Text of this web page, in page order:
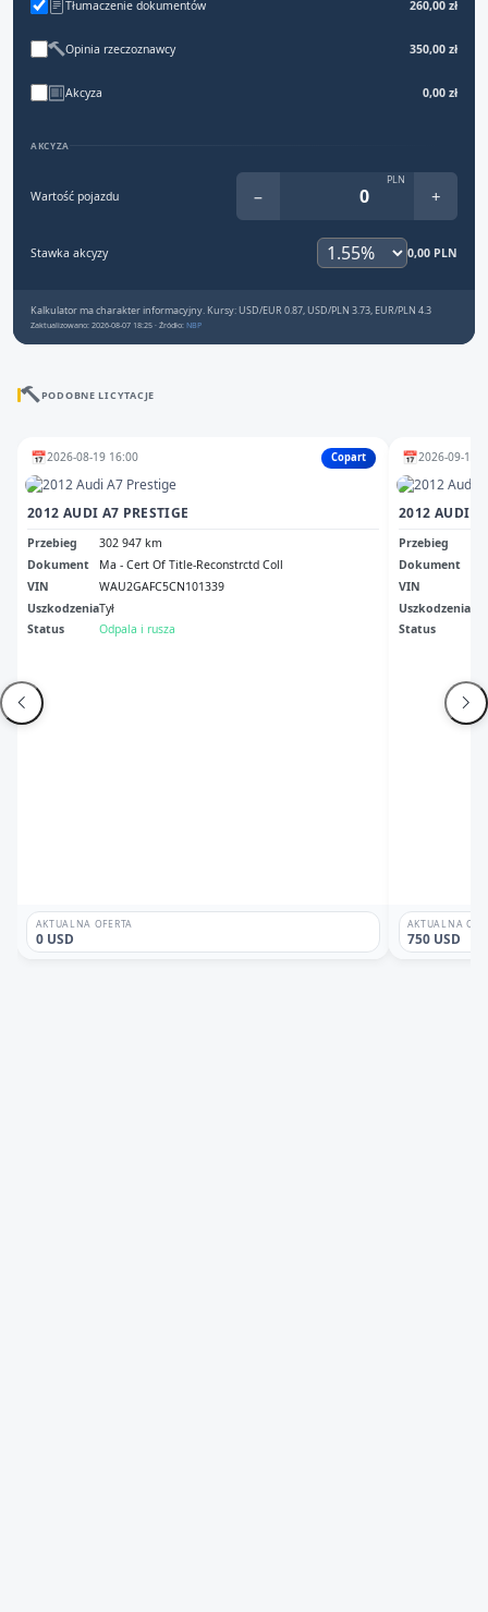
Tłumaczenie dokumentów 260,00 zł
Opinia rzeczoznawcy 350,00 zł
Akcyza 0,00 zł
AKCYZA
Wartość pojazdu −
PLN
+
Stawka akcyzy 0,00 PLN
Kalkulator ma charakter informacyjny. Kursy: USD/EUR 0.87, USD/PLN 3.73, EUR/PLN 4.3
Zaktualizowano: 2026-08-07 18:25 · Źródło: NBP
PODOBNE LICYTACJE
📅2026-08-19 16:00 Copart
2012 AUDI A7 PRESTIGE
Przebieg
302 947 km
Dokument
Ma - Cert Of Title-Reconstrctd Coll
VIN
WAU2GAFC5CN101339
UszkodzeniaTył
Status
Odpala i rusza
AKTUALNA OFERTA
0 USD
📅2026-09-15
2012 AUDI
Przebieg
Dokument
VIN
Uszkodzenia
Status
AKTUALNA
750 USD